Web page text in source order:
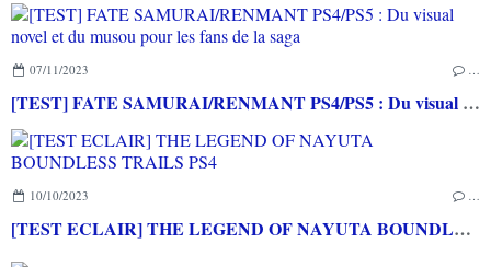
07/11/2023
[TEST] FATE SAMURAI/RENMANT PS4/PS5 : Du visual novel et du musou pour les fans de la saga
10/10/2023
[TEST ECLAIR] THE LEGEND OF NAYUTA BOUNDLESS TRAILS PS4